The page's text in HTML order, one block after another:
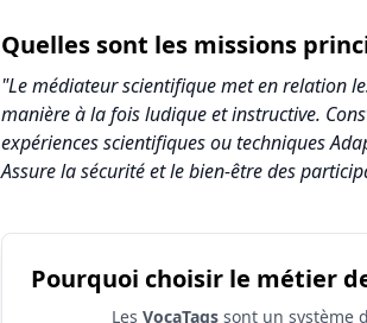
Quelles sont les missions
"Le médiateur scientifique met en relation
manière à la fois ludique et instructive.
expériences scientifiques ou techniques
Assure la sécurité et le bien-être des
Pourquoi choisir le métier
Les VocaTags sont un système
Synthèse des scores du métier